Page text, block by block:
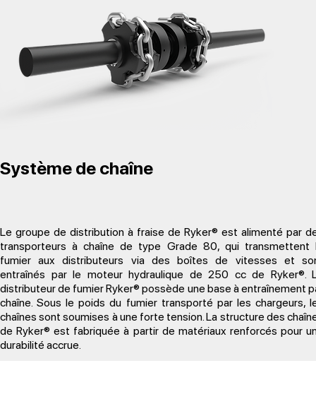
Système de chaîne
Le groupe de distribution à fraise de Ryker® est alimenté par
transporteurs à chaîne de type Grade 80, qui transmettent
fumier aux distributeurs via des boîtes de vitesses et
entraînés par le moteur hydraulique de 250 cc de Ryker®.
distributeur de fumier Ryker® possède une base à entraînement
chaîne. Sous le poids du fumier transporté par les chargeurs,
chaînes sont soumises à une forte tension. La structure des
de Ryker® est fabriquée à partir de matériaux renforcés pour
durabilité accrue.